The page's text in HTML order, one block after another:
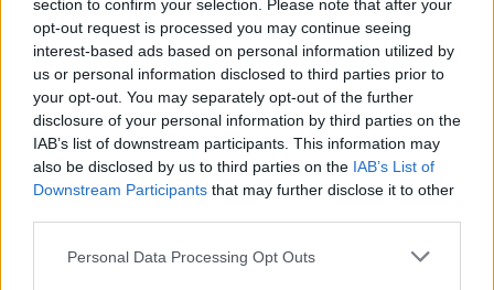
section to confirm your selection. Please note that after your
opt-out request is processed you may continue seeing
interest-based ads based on personal information utilized by
us or personal information disclosed to third parties prior to
your opt-out. You may separately opt-out of the further
disclosure of your personal information by third parties on the
IAB’s list of downstream participants. This information may
also be disclosed by us to third parties on the IAB’s List of
Downstream Participants that may further disclose it to other
Personal Data Processing Opt Outs
prestadora de serviços no Aeroporto Humberto
Delgado, quando, no processo de verificação de
antecedentes, se percebeu da existência de tal ordem.
Foi o assunto remetido à entidade que ordenou a
diligência, tendo dado entrada no Estabelecimento
Prisional de Lisboa.
prática do crime de condução sem possuir habilitação
constituindo um dos principais momentos de promoção
do município e da Beira Interior.
Para António Carlos, o crescimento alcançado ao longo
dos últimos anos representa o cumprimento dos
objetivos que traçou quando iniciou o seu percurso no
setor imobiliário. O empresário considera que o
reconhecimento conquistado resulta da proximidade
locais e projetos de desenvolvimento regional. Segundo
ATUALIDADE
Rio de Janeiro: Governo do Estado
propõe parceria com a FUNCEX para
“reforçar inteligência sobre
comércio exterior”